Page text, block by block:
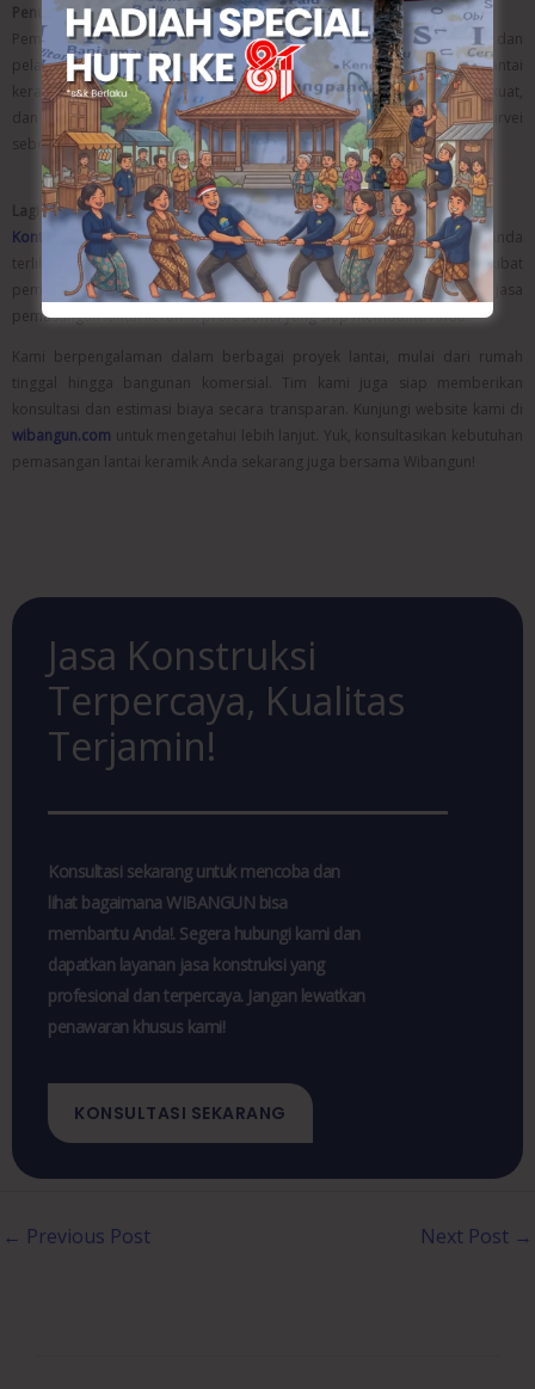
Penutup
Pemasangan lantai keramik memang memerlukan perencanaan dan
pelaksana yang tepat. Dengan menggunakan jasa pemasangan lantai
keramik yang profesional, Anda bisa mendapatkan hasil yang rapi, kuat,
dan tahan lama. Jangan ragu untuk membandingkan dan melakukan survei
sebelum menentukan pilihan.
Lagi Cari Jasa Pemasangan Lantai Keramik yang Profesional?
Kontraktor Terbaik Semarang – Mau hasil lantai keramik rumah Anda
terlihat rapi dan tahan lama? Atau ingin menghindari kerugian akibat
pemasangan yang asal-asalan? Wibangun hadir sebagai solusi jasa
pemasangan lantai keramik profesional yang siap membantu Anda.
Kami berpengalaman dalam berbagai proyek lantai, mulai dari rumah
tinggal hingga bangunan komersial. Tim kami juga siap memberikan
konsultasi dan estimasi biaya secara transparan. Kunjungi website kami di
wibangun.com untuk mengetahui lebih lanjut. Yuk, konsultasikan kebutuhan
pemasangan lantai keramik Anda sekarang juga bersama Wibangun!
Jasa Konstruksi
Terpercaya, Kualitas
Terjamin!
Konsultasi sekarang untuk mencoba dan
lihat bagaimana WIBANGUN bisa
membantu Anda!. Segera hubungi kami dan
dapatkan layanan jasa konstruksi yang
profesional dan terpercaya. Jangan lewatkan
penawaran khusus kami!
KONSULTASI SEKARANG
← Previous Post Next Post →